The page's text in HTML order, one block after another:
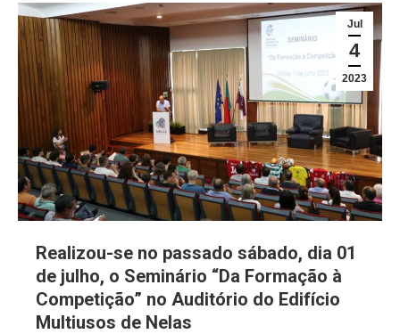
Jul
4
2023
Realizou-se no passado sábado, dia 01
de julho, o Seminário “Da Formação à
Competição” no Auditório do Edifício
Multiusos de Nelas